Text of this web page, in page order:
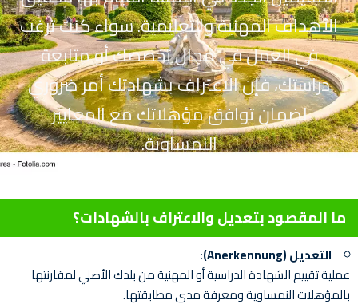
الأهداف المهنية والتعليمية. سواء كنت ترغب
في العمل في مجال تخصصك أو متابعة
دراستك، فإن الاعتراف بشهادتك أمر ضروري
لضمان توافق مؤهلاتك مع المعايير
النمساوية.
ما المقصود بتعديل والاعتراف بالشهادات؟
التعديل (Anerkennung):
عملية تقييم الشهادة الدراسية أو المهنية من بلدك الأصلي لمقارنتها
بالمؤهلات النمساوية ومعرفة مدى مطابقتها.